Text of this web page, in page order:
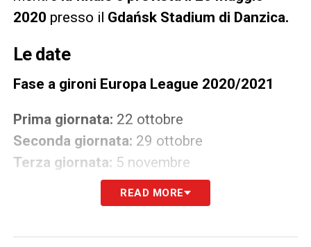
2020 presso il Gdańsk Stadium di Danzica.
Le date
Fase a gironi Europa League 2020/2021
Prima giornata: 22 ottobre
Seconda giornata: 29 ottobre
Terza giornata: 5 novembre
Quarta giornata:26 novembre
Quinta giornata:3 dicembre
READ MORE